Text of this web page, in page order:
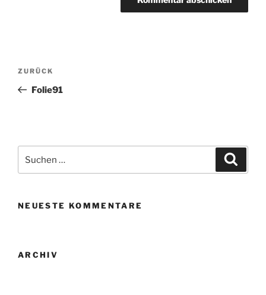
Beitragsnavigation
Vorheriger
Beitrag
ZURÜCK
Folie91
nach:
NEUESTE KOMMENTARE
ARCHIV